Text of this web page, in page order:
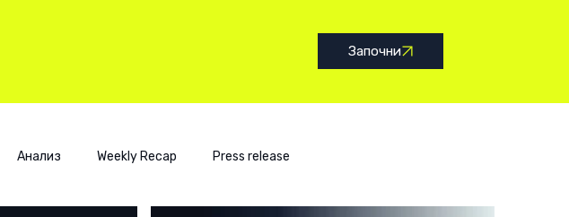
Започни
Анализ Weekly Recap Press release